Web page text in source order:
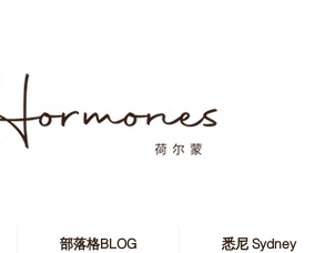
部落格BLOG 悉尼 Sydney